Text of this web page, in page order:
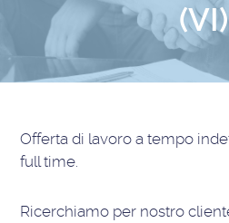
(VI)
Offerta di lavoroa tempo
full time
Ricerchiamo per nostro